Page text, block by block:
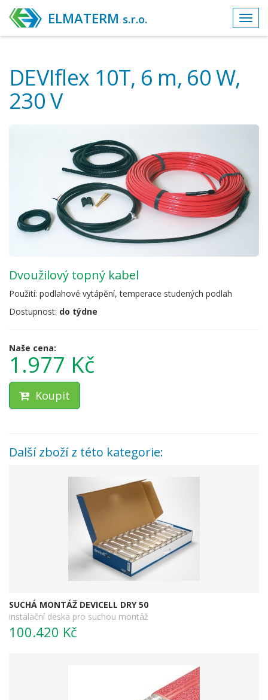
ELMATERM s.r.o.
DEVIflex 10T, 6 m, 60 W,
230 V
dvoužilový topný kabel
Použití: podlahové vytápění, temperace studených podlah
Dostupnost: do týdne
Naše cena:
1.977 Kč
Koupit
Další zboží z této kategorie:
SUCHÁ MONTÁŽ DEVICELL DRY 50
instalační deska pro suchou montáž
100.420 Kč